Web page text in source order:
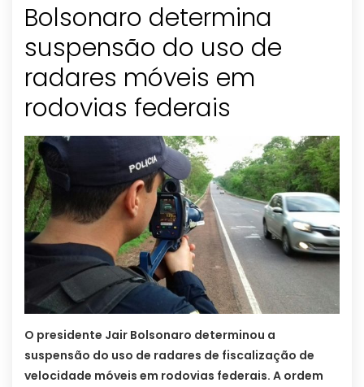
Bolsonaro determina
suspensão do uso de
radares móveis em
rodovias federais
O presidente Jair Bolsonaro determinou a
suspensão do uso de radares de fiscalização de
velocidade móveis em rodovias federais. A ordem